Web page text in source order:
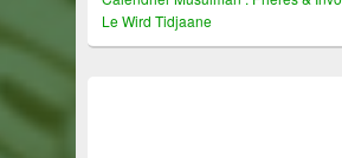
Le Wird Tidjaane